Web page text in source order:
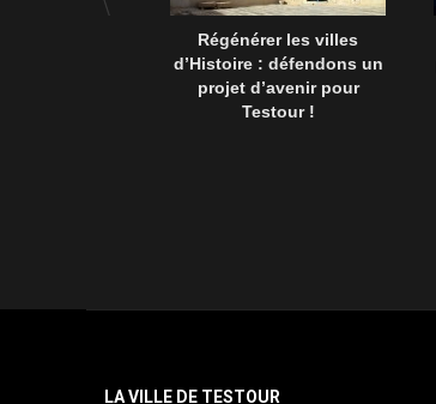
Régénérer les villes
d’Histoire : défendons un
projet d’avenir pour
Testour !
LA VILLE DE TESTOUR